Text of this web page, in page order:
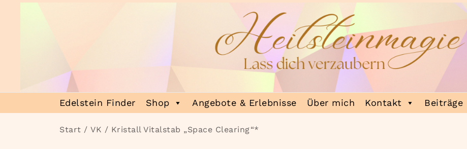
Heilsteinmagie
Lass dich verzaubern
Edelstein Finder Shop Angebote & Erlebnisse Über mich Kontakt Beiträge
Start / VK / Kristall Vitalstab „Space Clearing“*